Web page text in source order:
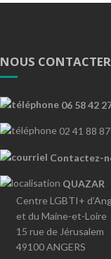
NOUS CONTACTER
06 58 42
02 41 88
Contactez-
QUAZAR
Centre LGBTI+
et du Maine-et-Loire
15 rue de Jérusalem
49100 ANGERS